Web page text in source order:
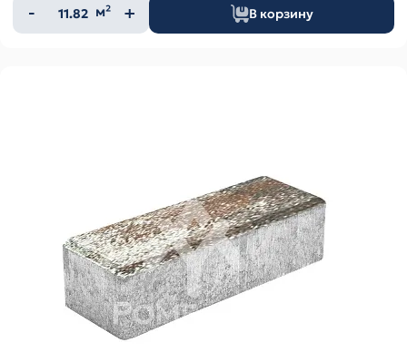
Количество
товара
м² В корзину